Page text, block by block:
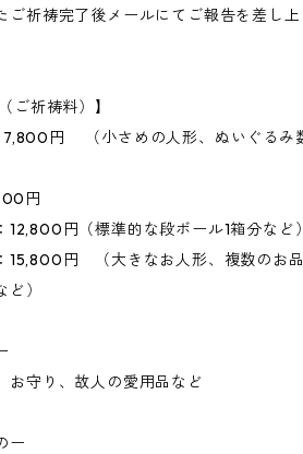
ご祈祷完了後メールにてご報告を差し
ご祈祷料）】
円 （小さめの人形、ぬいぐるみ
円
円（標準的な段ボール1箱分など）
15,800円 （大きなお人形、複数のお
）
お守り、故人の愛用品など
ー